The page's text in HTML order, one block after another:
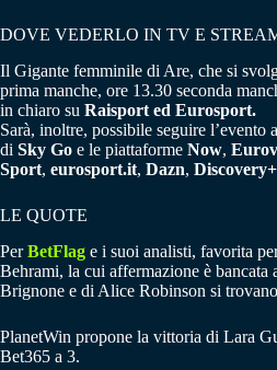
DOVE VEDERLO IN TV E
Il Gigante femminile di Are, che si
prima manche, ore 13.30 seconda
in chiaro su Raisport ed Eurosport.
Sarà, inoltre, possibile seguire l’evento
di Sky Go e le piattaforme Now,
Sport, eurosport.it, Dazn, Discovery+
LE QUOTE
PerBetFlag e i suoi analisti, favorita
Behrami, la cui affermazione è bancata
Brignone e di Alice Robinson si
PlanetWin propone la vittoria di Lara
Bet365 a 3.